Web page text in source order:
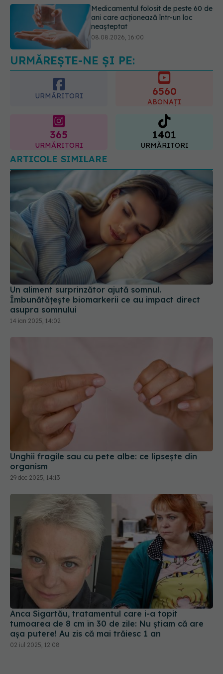
Transpirații nocturne: semnul ignorat
care poate ascunde probleme
serioase de sănătate
URMĂREȘTE-NE ȘI PE:
URMĂRITORI 6560
ABONAȚI
365
URMĂRITORI
1401
URMĂRITORI
ARTICOLE SIMILARE
Un aliment surprinzător ajută somnul.
Îmbunătățește biomarkerii ce au impact direct
asupra somnului
14 ian 2025, 14:02
Unghii fragile sau cu pete albe: ce lipsește din
organism
29 dec 2025, 14:13
Anca Sigartău, tratamentul care i-a topit
tumoarea de 8 cm în 30 de zile: Nu știam că are
așa putere! Au zis că mai trăiesc 1 an
02 iul 2025, 12:08